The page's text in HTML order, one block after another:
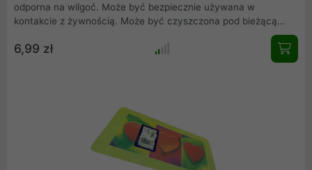
odporna na wilgoć. Może być bezpiecznie używana w
kontakcie z żywnością. Może być czyszczona pod bieżącą
stylowa i ma ciekawe wzornictwo.
6,99 zł